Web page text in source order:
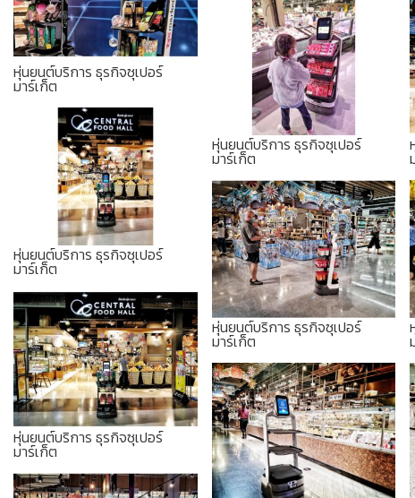
หุ่นยนต์บริการ ธุรกิจซุเปอร์
มาร์เก็ต
หุ่นยนต์บริการ ธุรกิจซุเปอร์
มาร์เก็ต
หุ่นยนต์บริการ ธุรกิจซุเปอร์
มาร์เก็ต
หุ่นยนต์บริการ ธุรกิจซุเปอร์
มาร์เก็ต
หุ่นยนต์บริการ ธุรกิจซุเปอร์
มาร์เก็ต